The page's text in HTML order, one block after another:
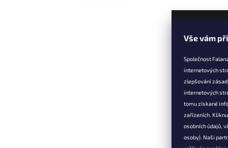
Vše vám
Společnost
internetových
zlepšování
internetových
tomu získané
zařízeních.
osobních údajů,
osoby). Naši
Věrnostní
Doprava a
Výměna,